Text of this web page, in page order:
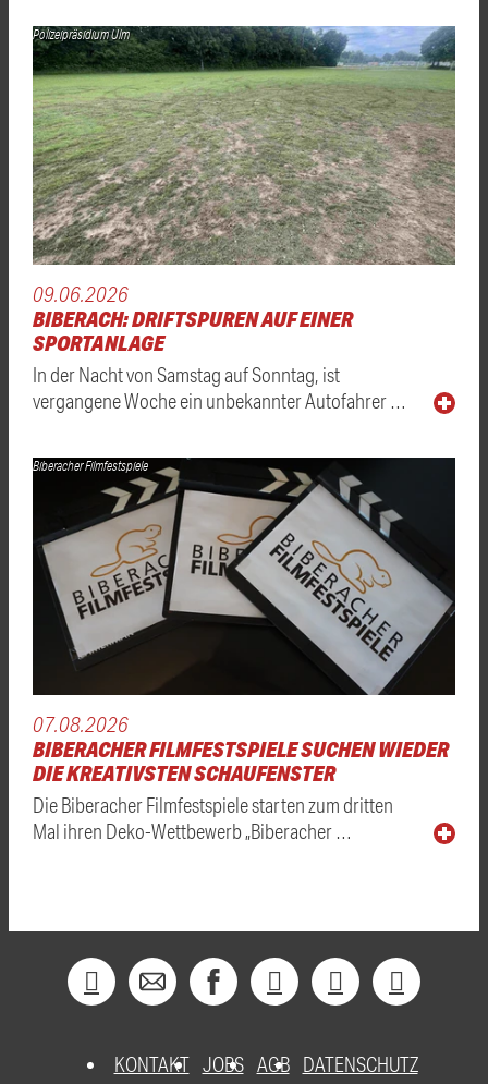
Polizeipräsidium Ulm
09.06.2026
BIBERACH: DRIFTSPUREN AUF EINER
SPORTANLAGE
In der Nacht von Samstag auf Sonntag, ist
vergangene Woche ein unbekannter Autofahrer …
Biberacher Filmfestspiele
07.08.2026
BIBERACHER FILMFESTSPIELE SUCHEN WIEDER
DIE KREATIVSTEN SCHAUFENSTER
Die Biberacher Filmfestspiele starten zum dritten
Mal ihren Deko-Wettbewerb „Biberacher …
KONTAKT JOBS AGB DATENSCHUTZ